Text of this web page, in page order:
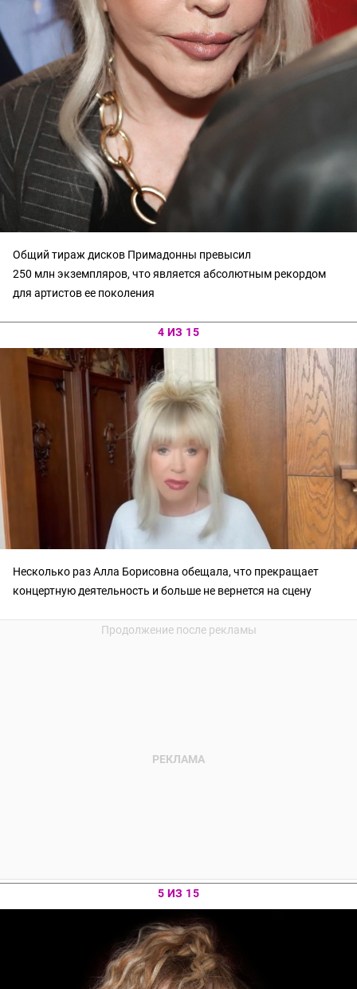
Общий тираж дисков Примадонны превысил
250 млн экземпляров, что является абсолютным рекордом
для артистов ее поколения
4 ИЗ 15
Несколько раз Алла Борисовна обещала, что прекращает
концертную деятельность и больше не вернется на сцену
5 ИЗ 15